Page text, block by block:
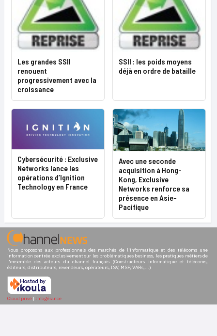
Les grandes SSII
renouent
progressivement avec la
croissance
SSII : les poids moyens
déjà en ordre de bataille
Cybersécurité : Exclusive
Networks lance les
opérations d’Ignition
Technology en France
Avec une seconde
acquisition à Hong-
Kong, Exclusive
Networks renforce sa
présence en Asie-
Pacifique
Nous proposons aux professionnels des marchés de l'informatique et des télécoms une
information centrée exclusivement sur les problématiques business, les pratiques métiers de
l'ensemble des acteurs du channel français (Constructeurs informatique et télécoms,
éditeurs, distributeurs, revendeurs, opérateurs, ISV, MSP, VARs,...)
Cloud privé | Infogérance